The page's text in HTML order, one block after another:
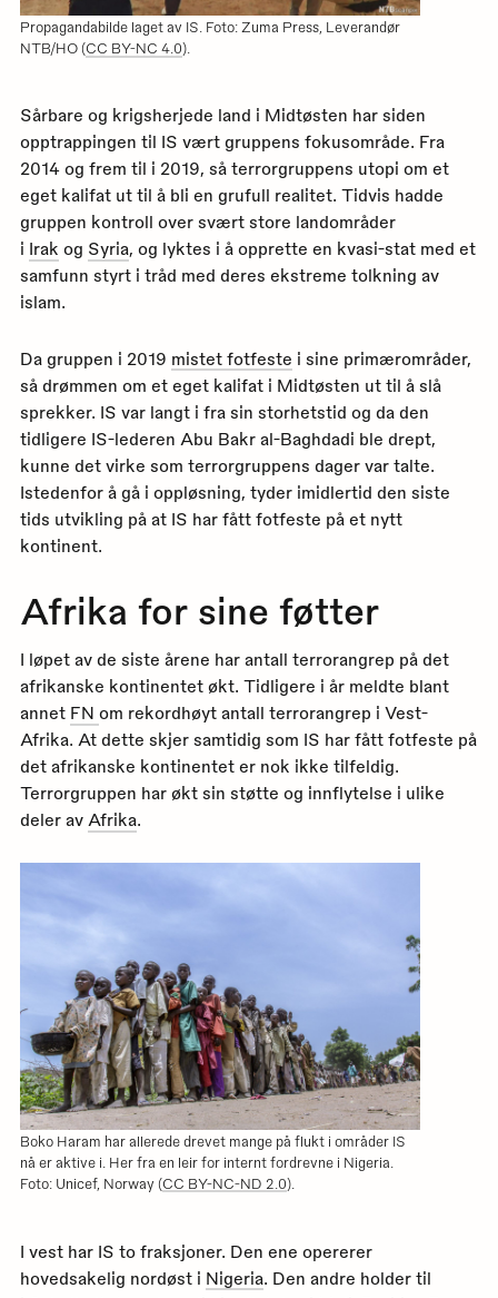
Propagandabilde laget av IS. Foto: Zuma Press, Leverandør
NTB/HO (CC BY-NC 4.0).
Sårbare og krigsherjede land i Midtøsten har siden
opptrappingen til IS vært gruppens fokusområde. Fra
2014 og frem til i 2019, så terrorgruppens utopi om et
eget kalifat ut til å bli en grufull realitet. Tidvis hadde
gruppen kontroll over svært store landområder
i Irak og Syria, og lyktes i å opprette en kvasi-stat med et
samfunn styrt i tråd med deres ekstreme tolkning av
islam.
Da gruppen i 2019 mistet fotfeste i sine primærområder,
så drømmen om et eget kalifat i Midtøsten ut til å slå
sprekker. IS var langt i fra sin storhetstid og da den
tidligere IS-lederen Abu Bakr al-Baghdadi ble drept,
kunne det virke som terrorgruppens dager var talte.
Istedenfor å gå i oppløsning, tyder imidlertid den siste
tids utvikling på at IS har fått fotfeste på et nytt
kontinent.
Afrika for sine føtter
I løpet av de siste årene har antall terrorangrep på det
afrikanske kontinentet økt. Tidligere i år meldte blant
annet FN om rekordhøyt antall terrorangrep i Vest-
Afrika. At dette skjer samtidig som IS har fått fotfeste på
det afrikanske kontinentet er nok ikke tilfeldig.
Terrorgruppen har økt sin støtte og innflytelse i ulike
deler av Afrika.
Boko Haram har allerede drevet mange på flukt i områder IS
nå er aktive i. Her fra en leir for internt fordrevne i Nigeria.
Foto: Unicef, Norway (CC BY-NC-ND 2.0).
I vest har IS to fraksjoner. Den ene opererer
hovedsakelig nordøst i Nigeria. Den andre holder til